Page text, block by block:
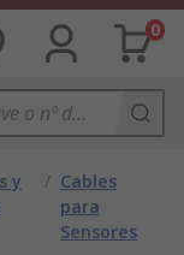
0
y
/ Cables
para
Sensores